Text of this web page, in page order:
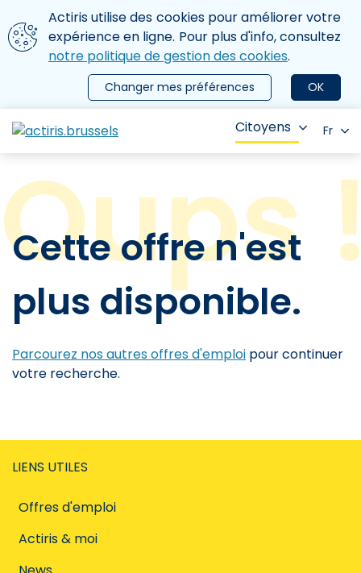
Aller au contenu principal
Nous utilisons des cookies
Actiris utilise des cookies pour améliorer votre
expérience en ligne. Pour plus d'info, consultez
notre politique de gestion des cookies.
OK
Changer mes préférences
le menu
Citoyens Fr
Cette offre n'est
plus disponible.
Parcourez nos autres offres d'emploi pour continuer
votre recherche.
LIENS UTILES
Offres d'emploi
Actiris & moi